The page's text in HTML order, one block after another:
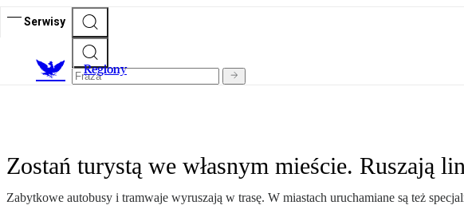
Serwisy
Regiony
Zostań turystą we własnym mieście. Ruszają
Zabytkowe autobusy i tramwaje wyruszają w trasę. W miastach uruchamiane są też